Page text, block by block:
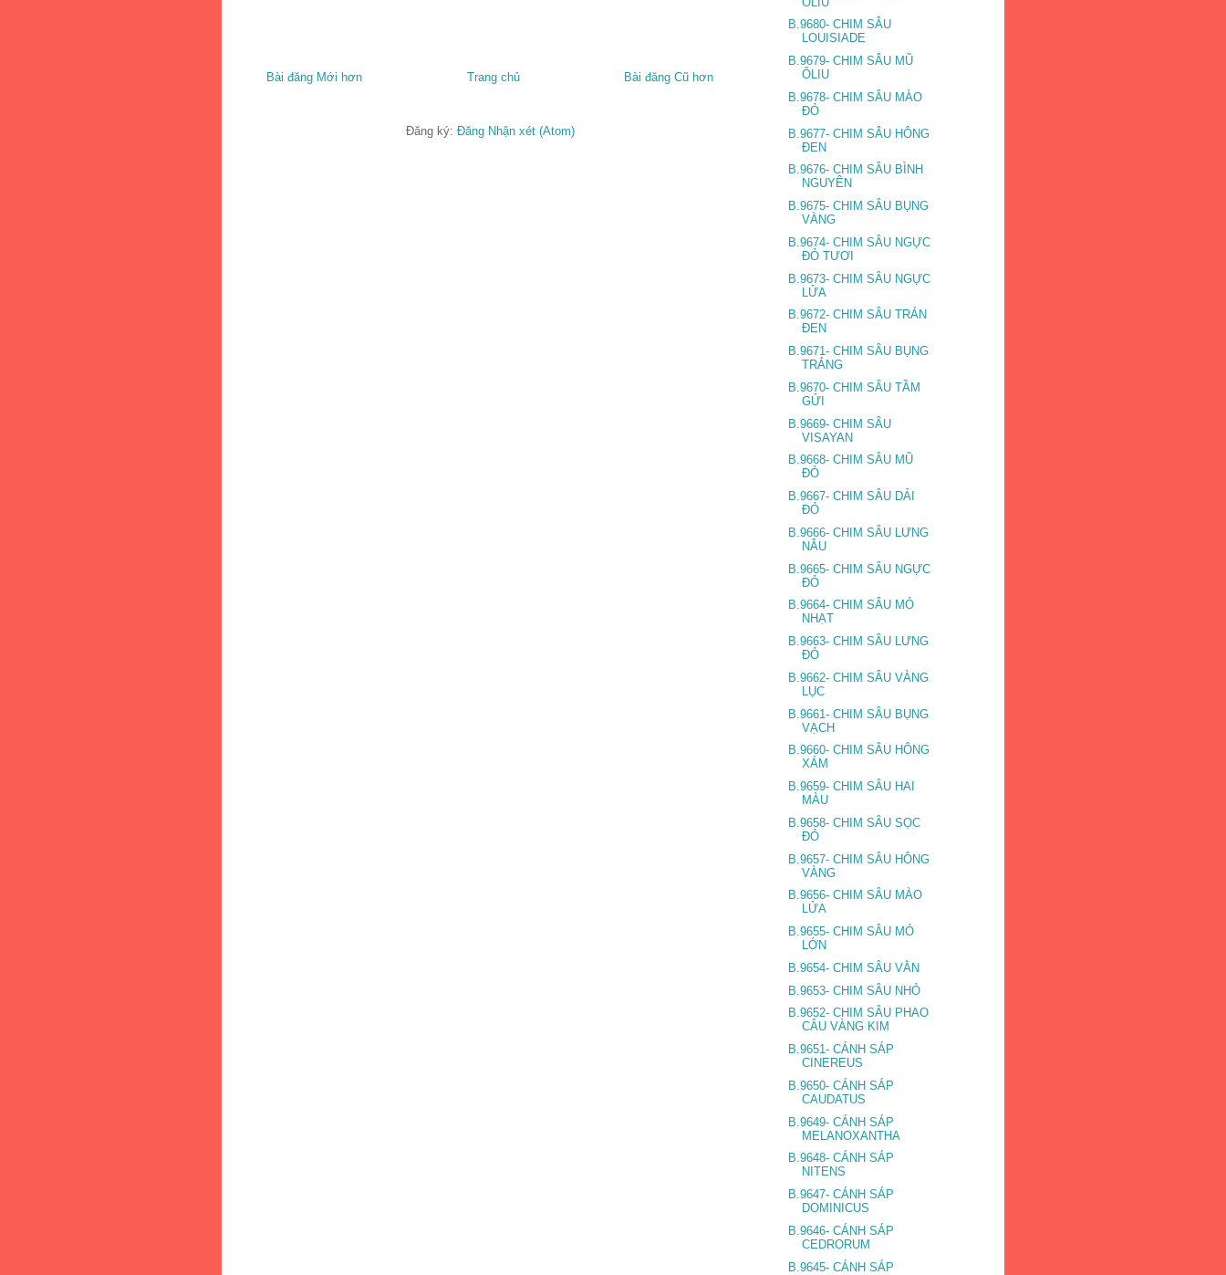
Bài đăng Mới hơn Bài đăng Cũ hơn
Trang chủ
Đăng ký: Đăng Nhận xét (Atom)
B.9680- CHIM SÂU
LOUISIADE
B.9679- CHIM SÂU MŨ
ÔLIU
B.9678- CHIM SÂU MÀO
ĐỎ
B.9677- CHIM SÂU HÔNG
ĐEN
B.9676- CHIM SÂU BÌNH
NGUYÊN
B.9675- CHIM SÂU BỤNG
VÀNG
B.9674- CHIM SÂU NGỰC
ĐỎ TƯƠI
B.9673- CHIM SÂU NGỰC
LỬA
B.9672- CHIM SÂU TRÁN
ĐEN
B.9671- CHIM SÂU BỤNG
TRẮNG
B.9670- CHIM SÂU TẦM
GỬI
B.9669- CHIM SÂU
VISAYAN
B.9668- CHIM SÂU MŨ
ĐỎ
B.9667- CHIM SÂU DẢI
ĐỎ
B.9666- CHIM SÂU LƯNG
NÂU
B.9665- CHIM SÂU NGỰC
ĐỎ
B.9664- CHIM SÂU MỎ
NHẠT
B.9663- CHIM SÂU LƯNG
ĐỎ
B.9662- CHIM SÂU VÀNG
LỤC
B.9661- CHIM SÂU BỤNG
VẠCH
B.9660- CHIM SÂU HÔNG
XÁM
B.9659- CHIM SÂU HAI
MÀU
B.9658- CHIM SÂU SỌC
ĐỎ
B.9657- CHIM SÂU HÔNG
VÀNG
B.9656- CHIM SÂU MÀO
LỬA
B.9655- CHIM SÂU MỎ
LỚN
B.9654- CHIM SÂU VẰN
B.9653- CHIM SÂU NHỎ
B.9652- CHIM SÂU PHAO
CÂU VÀNG KIM
B.9651- CÁNH SÁP
CINEREUS
B.9650- CÁNH SÁP
CAUDATUS
B.9649- CÁNH SÁP
MELANOXANTHA
B.9648- CÁNH SÁP
NITENS
B.9647- CÁNH SÁP
DOMINICUS
B.9646- CÁNH SÁP
CEDRORUM
B.9645- CÁNH SÁP